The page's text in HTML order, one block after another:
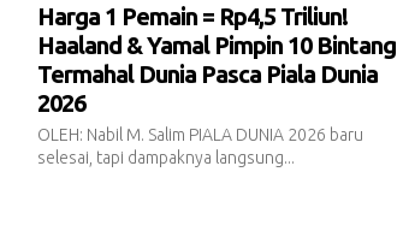
Harga 1 Pemain = Rp4,5 Triliun!
Haaland & Yamal Pimpin 10 Bintang
Termahal Dunia Pasca Piala Dunia
2026
OLEH: Nabil M. Salim PIALA DUNIA 2026 baru
selesai, tapi dampaknya langsung...